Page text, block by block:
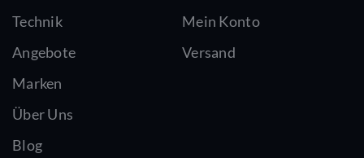
Technik
Angebote
Marken
Über Uns
Blog
Mein Konto
Versand